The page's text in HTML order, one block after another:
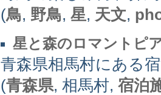
(鳥, 野鳥, 星, 天文,
星と森のロマントピ
青森県相馬村にある
(青森県, 相馬村, 宿泊